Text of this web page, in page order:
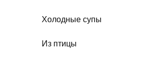
Холодные супы
Из птицы